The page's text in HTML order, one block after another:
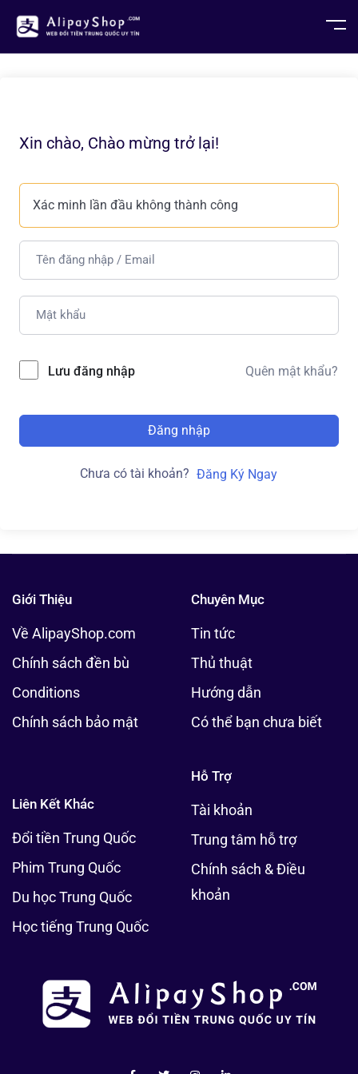
Xin chào, Chào mừng trở lại!
Xác minh lần đầu không thành công
Lưu đăng nhập Quên mật khẩu?
Đăng nhập
Chưa có tài khoản? Đăng Ký Ngay
Giới Thiệu
Về AlipayShop.com
Chính sách đền bù
Conditions
Chính sách bảo mật
Chuyên Mục
Tin tức
Thủ thuật
Hướng dẫn
Có thể bạn chưa biết
Liên Kết Khác
Đổi tiền Trung Quốc
Phim Trung Quốc
Du học Trung Quốc
Học tiếng Trung Quốc
Hỗ Trợ
Tài khoản
Trung tâm hỗ trợ
Chính sách & Điều
khoản